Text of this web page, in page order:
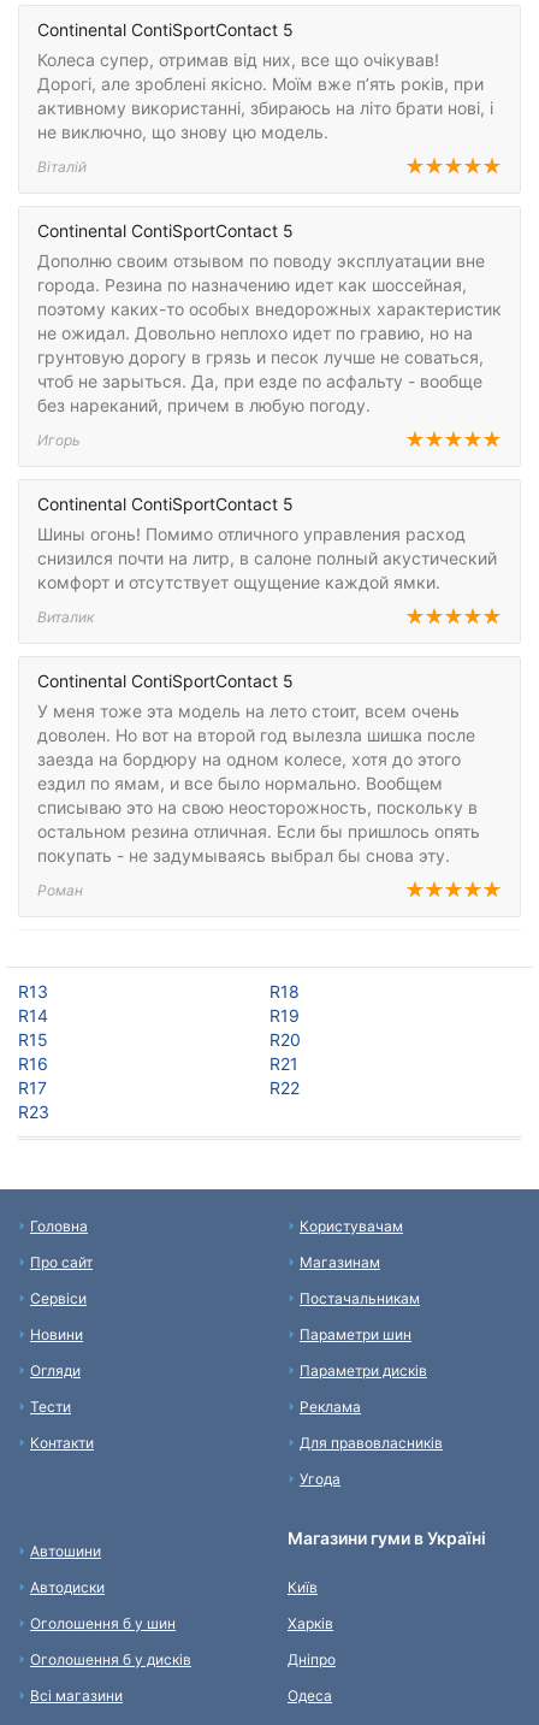
Continental ContiSportContact 5
Колеса супер, отримав від них, все що очікував!
Дорогі, але зроблені якісно. Моїм вже п’ять років, при
активному використанні, збираюсь на літо брати нові, і
не виключно, що знову цю модель.
Віталій
Continental ContiSportContact 5
Дополню своим отзывом по поводу эксплуатации вне
города. Резина по назначению идет как шоссейная,
поэтому каких-то особых внедорожных характеристик
не ожидал. Довольно неплохо идет по гравию, но на
грунтовую дорогу в грязь и песок лучше не соваться,
чтоб не зарыться. Да, при езде по асфальту - вообще
без нареканий, причем в любую погоду.
Игорь
Continental ContiSportContact 5
Шины огонь! Помимо отличного управления расход
снизился почти на литр, в салоне полный акустический
комфорт и отсутствует ощущение каждой ямки.
Виталик
Continental ContiSportContact 5
У меня тоже эта модель на лето стоит, всем очень
доволен. Но вот на второй год вылезла шишка после
заезда на бордюру на одном колесе, хотя до этого
ездил по ямам, и все было нормально. Вообщем
списываю это на свою неосторожность, поскольку в
остальном резина отличная. Если бы пришлось опять
покупать - не задумываясь выбрал бы снова эту.
Роман
R13
R14
R15
R16
R17
R18
R19
R20
R21
R22
R23
Головна
Про сайт
Сервіси
Новини
Огляди
Тести
Контакти
Користувачам
Магазинам
Постачальникам
Параметри шин
Параметри дисків
Реклама
Для правовласників
Угода
Автошини
Автодиски
Оголошення б у шин
Оголошення б у дисків
Всі магазини
Магазини гуми в Україні
Київ
Харків
Дніпро
Одеса